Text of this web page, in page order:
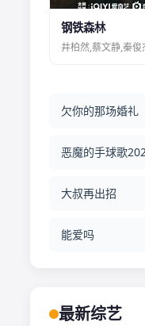
钢铁森林
井柏然,蔡文静,秦俊
欠你的那场婚礼
恶魔的手球歌
大叔再出招
能爱吗
最新综艺